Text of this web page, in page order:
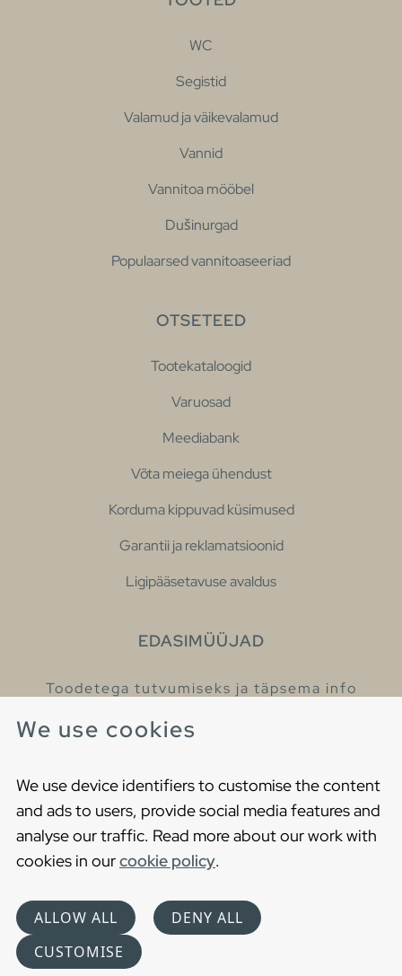
We use cookies
We use device identifiers to customise the content
and ads to users, provide social media features and
analyse our traffic. Read more about our work with
cookies in ourcookie policy.
ALLOW ALL
DENY ALL
CUSTOMISE
WC
Segistid
Valamud ja väikevalamud
Vannid
Vannitoa mööbel
Dušinurgad
Populaarsed vannitoaseeriad
OTSETEED
Tootekataloogid
Varuosad
Meediabank
Võta meiega ühendust
Korduma kippuvad küsimused
Garantii ja reklamatsioonid
Ligipääsetavuse avaldus
EDASIMÜÜJAD
Toodetega tutvumiseks ja täpsema info
Cookies
Privaatsuspoliitika
Choose language